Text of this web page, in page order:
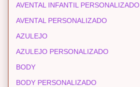
AVENTAL INFANTIL PERSONALIZADO
AVENTAL PERSONALIZADO
AZULEJO
AZULEJO PERSONALIZADO
BODY
BODY PERSONALIZADO